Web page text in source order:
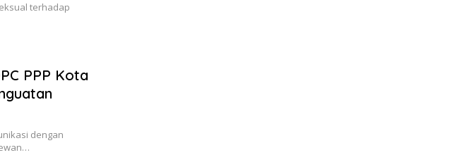
terhadap
PPP Kota
dengan